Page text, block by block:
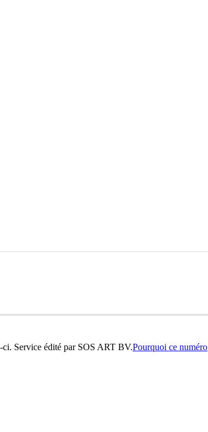
ci. Service édité par SOS ART BV.Pourquoi ce numéro